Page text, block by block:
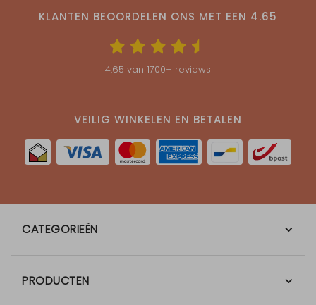
KLANTEN BEOORDELEN ONS MET EEN 4.65
4.65 van 1700+ reviews
VEILIG WINKELEN EN BETALEN
CATEGORIEËN
PRODUCTEN